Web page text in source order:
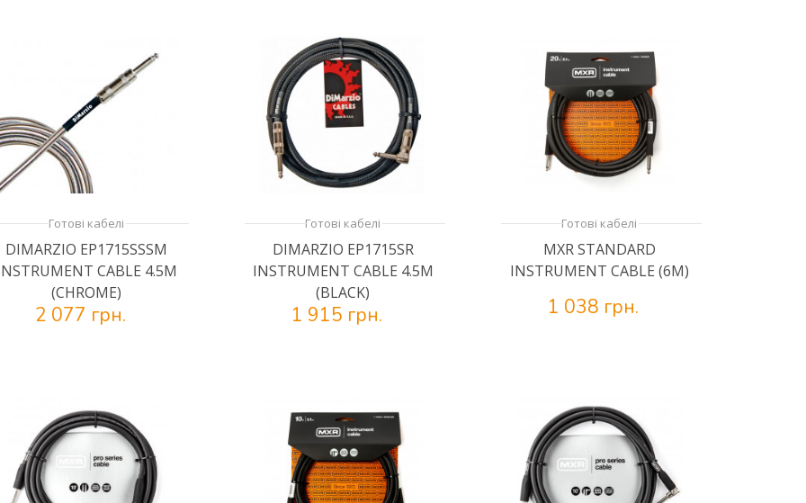
Готові кабелі
DIMARZIO EP1715SSSM
CABLE 4.5M
(CHROME)
2 077 грн.
Готові кабелі
DIMARZIO EP1715SR
INSTRUMENT CABLE 4.5M
(BLACK)
1 915 грн.
Готові кабелі
MXR STANDARD
INSTRUMENT CABLE (6M)
1 038 грн.